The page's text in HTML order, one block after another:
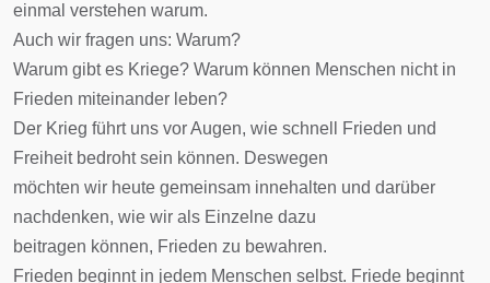
einmal verstehen warum.
Auch wir fragen uns: Warum?
Warum gibt es Kriege? Warum können Menschen nicht in
Frieden miteinander leben?
Der Krieg führt uns vor Augen, wie schnell Frieden und
Freiheit bedroht sein können. Deswegen
möchten wir heute gemeinsam innehalten und darüber
nachdenken, wie wir als Einzelne dazu
beitragen können, Frieden zu bewahren.
Frieden beginnt in jedem Menschen selbst. Friede beginnt